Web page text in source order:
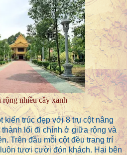
nhiều cây xanh
kiến trúc đẹp với 8 trụ cột nâng
lối đi chính ở giữa rộng và
Trên đầu mỗi cột đều trang trí
tươi cười đón khách. Hai bên